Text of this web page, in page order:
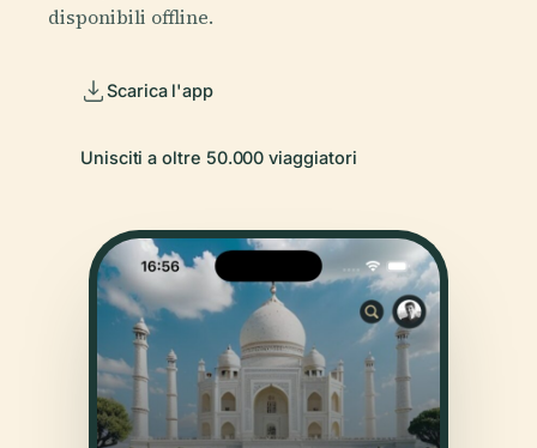
disponibili offline.
Scarica l'app
Unisciti a oltre 50.000 viaggiatori